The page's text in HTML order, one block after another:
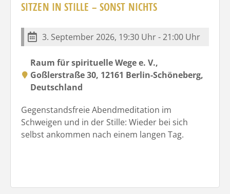
SITZEN IN STILLE – SONST NICHTS
3. September 2026, 19:30 Uhr - 21:00 Uhr
Raum für spirituelle Wege e. V.,
Goßlerstraße 30, 12161 Berlin-Schöneberg,
Deutschland
Gegenstandsfreie Abendmeditation im
Schweigen und in der Stille: Wieder bei sich
selbst ankommen nach einem langen Tag.